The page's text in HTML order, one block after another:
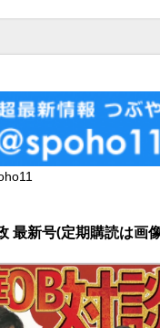
最新号(定期購読は画